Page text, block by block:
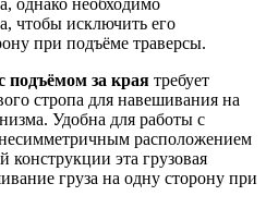
чтобы исключить его
при подъёме траверсы.
подъёмом за края требует
стропа для навешивания на
Удобна для работы с
расположением
конструкции эта грузовая
груза на одну сторону при